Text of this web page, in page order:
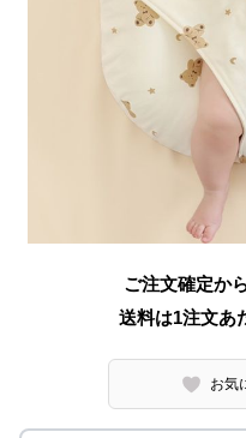
ご注文確定か
送料は1注文あ
お気